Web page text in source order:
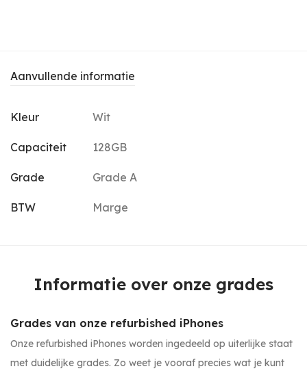
Aanvullende informatie
Kleur Wit
Capaciteit 128GB
Grade Grade A
BTW Marge
Informatie over onze grades
Grades van onze refurbished iPhones
Onze refurbished iPhones worden ingedeeld op uiterlijke staat
met duidelijke grades. Zo weet je vooraf precies wat je kunt